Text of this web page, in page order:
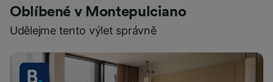
Oblíbené v Montepulciano
Udělejme tento výlet správně